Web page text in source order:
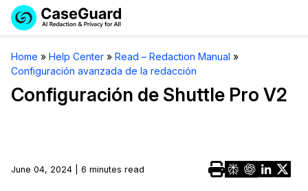
Servicios
Licencia de CaseGuard Studio
Soluciones
Solicitar cotización
Demo
Home » Help Center » Read – Redaction Manual »
Configuración avanzada de la redacción
Configuración de Shuttle Pro V2
June 04, 2024 | 6 minutes read